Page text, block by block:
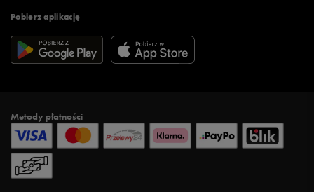
Pobierz aplikację
Metody płatności